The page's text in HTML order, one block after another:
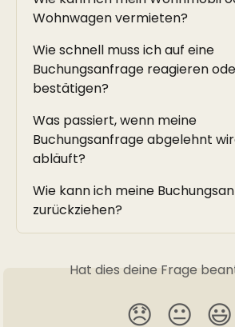
Wohnwagen vermieten?
Wie schnell muss ich auf eine
Buchungsanfrage reagieren
bestätigen?
Was passiert, wenn meine
Buchungsanfrage abgelehnt
abläuft?
Wie kann ich meine
zurückziehen?
Hat dies deine Frage
😞 😐 😃